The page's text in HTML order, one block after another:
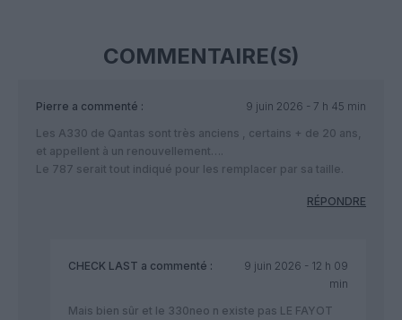
COMMENTAIRE(S)
Pierre a commenté :
9 juin 2026 - 7 h 45 min
Les A330 de Qantas sont très anciens , certains + de 20 ans,
et appellent à un renouvellement….
Le 787 serait tout indiqué pour les remplacer par sa taille.
RÉPONDRE
CHECK LAST a commenté :
9 juin 2026 - 12 h 09
min
Mais bien sûr et le 330neo n existe pas LE FAYOT